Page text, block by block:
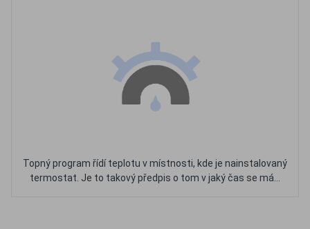
Topný program řídí teplotu v místnosti, kde je nainstalovaný
termostat. Je to takový předpis o tom v jaký čas se má...